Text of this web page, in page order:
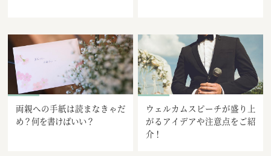
両親への手紙は読まなきゃだ
め？何を書けばいい？
ウェルカムスピーチが盛り上
がるアイデアや注意点をご紹
介！